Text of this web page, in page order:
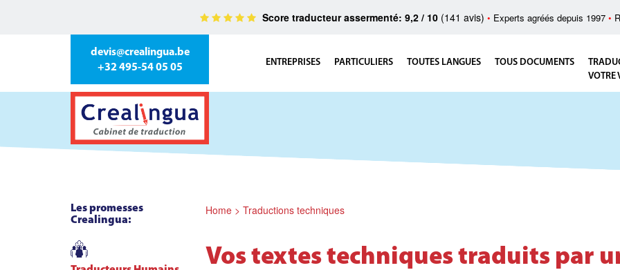
Score traducteur assermenté: 9,2 / 10 (141 avis) • Experts agréés depuis 1997 •
devis@crealingua.be
+32 495-54 05 05
ENTREPRISES PARTICULIERS TOUTES LANGUES TOUS DOCUMENTS
VOTRE
Les promesses
Crealingua:
Home > Traductions techniques
Vos textes techniques traduits par